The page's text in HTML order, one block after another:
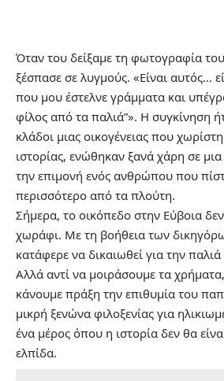
Όταν του δείξαμε τη φωτογραφία
ξέσπασε σε λυγμούς. «Είναι αυτός…
που μου έστελνε γράμματα και
φίλος από τα παλιά”». Η συγκίνηση
κλάδοι μιας οικογένειας που
ιστορίας, ενώθηκαν ξανά χάρη σε
την επιμονή ενός ανθρώπου που
περισσότερο από τα πλούτη.
Σήμερα, το οικόπεδο στην Εύβοια δεν
χωράφι. Με τη βοήθεια των
κατάφερε να δικαιωθεί για την
Αλλά αντί να μοιράσουμε τα
κάνουμε πράξη την επιθυμία του
μικρή ξενώνα φιλοξενίας για
ένα μέρος όπου η ιστορία δεν θα
ελπίδα.